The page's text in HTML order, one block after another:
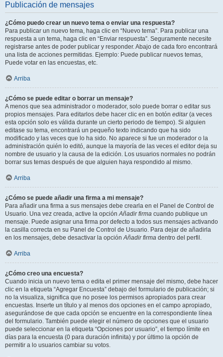
Publicación de mensajes
¿Cómo puedo crear un nuevo tema o enviar una respuesta?
Para publicar un nuevo tema, haga clic en “Nuevo tema”. Para publicar una
respuesta a un tema, haga clic en “Enviar respuesta”. Seguramente necesite
registrarse antes de poder publicar y responder. Abajo de cada foro encontrará
una lista de acciones permitidas. Ejemplo: Puede publicar nuevos temas,
Puede votar en las encuestas, etc.
Arriba
¿Cómo se puede editar o borrar un mensaje?
A menos que sea administrador o moderador, solo puede borrar o editar sus
propios mensajes. Para editarlos debe hacer clic en en botón editar(a veces
esta opción solo es válida durante un cierto periodo de tiempo). Si alguien
editase su tema, encontrará un pequeño texto indicando que ha sido
modificado y las veces que lo ha sido. No aparece si fue un moderador o la
administración quién lo editó, aunque la mayoría de las veces el editor deja su
nombre de usuario y la causa de la edición. Los usuarios normales no podrán
borrar sus temas después de que alguien haya respondido al mismo.
Arriba
¿Cómo se puede añadir una firma a mi mensaje?
Para añadir una firma a sus mensajes debe crearla en el Panel de Control de
Usuario. Una vez creada, active la opciónAñadir firma cuando publique un
mensaje. Puede asignar una firma por defecto a todos sus mensajes activando
la casilla correcta en su Panel de Control de Usuario. Para dejar de añadirla
en los mensajes, debe desactivar la opciónAñadir firma dentro del perfil.
Arriba
¿Cómo creo una encuesta?
Cuando inicia un nuevo tema o edita el primer mensaje del mismo, debe hacer
clic en la etiqueta “Agregar Encuesta” debajo del formulario de publicación; si
no la visualiza, significa que no posee los permisos apropiados para crear
encuestas. Inserte un título y al menos dos opciones en el campo apropiado,
asegurándose de que cada opción se encuentre en la correspondiente línea
del formulario. También puede elegir el número de opciones que el usuario
puede seleccionar en la etiqueta “Opciones por usuario”, el tiempo límite en
días para la encuesta (0 para duración infinita) y por último la opción de
permitir a lo usuarios cambiar su votos.